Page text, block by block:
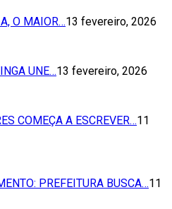
O MAIOR…13 fevereiro, 2026
UNE…13 fevereiro, 2026
COMEÇA A ESCREVER…11
PREFEITURA BUSCA…11